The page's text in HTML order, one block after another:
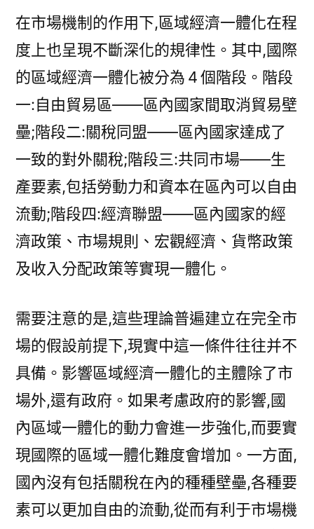
在市場機制的作用下,區域經濟一體化在程
度上也呈現不斷深化的規律性。其中,國際
的區域經濟一體化被分為 4 個階段。階段
一:自由貿易區——區內國家間取消貿易壁
壘;階段二:關稅同盟——區內國家達成了
一致的對外關稅;階段三:共同市場——生
產要素,包括勞動力和資本在區內可以自由
流動;階段四:經濟聯盟——區內國家的經
濟政策、市場規則、宏觀經濟、貨幣政策
及收入分配政策等實現一體化。
需要注意的是,這些理論普遍建立在完全市
場的假設前提下,現實中這一條件往往并不
具備。影響區域經濟一體化的主體除了市
場外,還有政府。如果考慮政府的影響,國
內區域一體化的動力會進一步強化,而要實
現國際的區域一體化難度會增加。一方面,
國內沒有包括關稅在內的種種壁壘,各種要
素可以更加自由的流動,從而有利于市場機